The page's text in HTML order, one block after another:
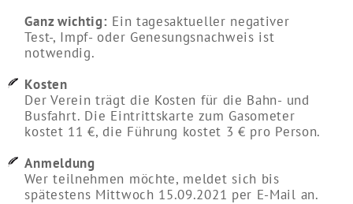
Ganz wichtig: Ein tagesaktueller negativer
Test-, Impf- oder Genesungsnachweis ist
notwendig.
Kosten
Der Verein trägt die Kosten für die Bahn- und
Busfahrt. Die Eintrittskarte zum Gasometer
kostet 11 €, die Führung kostet 3 € pro Person.
Anmeldung
Wer teilnehmen möchte, meldet sich bis
spätestens Mittwoch 15.09.2021 per E-Mail an.